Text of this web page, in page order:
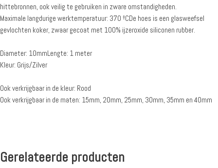
hittebronnen, ook veilig te gebruiken in zware omstandigheden.
Maximale langdurige werktemperatuur: 370 ºCDe hoes is een glasweefsel
gevlochten koker, zwaar gecoat met 100% ijzeroxide siliconen rubber.
Diameter: 10mmLengte: 1 meter
Kleur: Grijs/Zilver
Ook verkrijgbaar in de kleur: Rood
Ook verkrijgbaar in de maten: 15mm, 20mm, 25mm, 30mm, 35mm en 40mm
Gerelateerde producten